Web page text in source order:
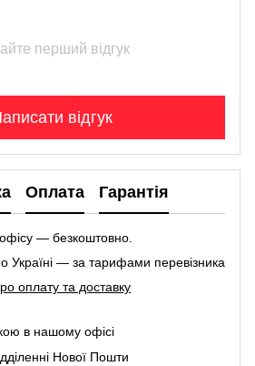
перший відгук
відгук
Оплата Гарантія
— безкоштовно.
— за тарифами перевізника
оплату та доставку
в нашому офісі
Нової Пошти